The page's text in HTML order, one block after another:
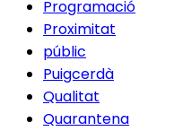
Programació
Proximitat
públic
Puigcerdà
Qualitat
Quarantena